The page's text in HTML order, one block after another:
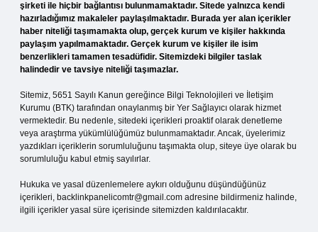
şirketi ile hiçbir bağlantısı bulunmamaktadır. Sitede yalnızca kendi
hazırladığımız makaleler paylaşılmaktadır. Burada yer alan içerikler
haber niteliği taşımamakta olup, gerçek kurum ve kişiler hakkında
paylaşım yapılmamaktadır. Gerçek kurum ve kişiler ile isim
benzerlikleri tamamen tesadüfidir. Sitemizdeki bilgiler taslak
halindedir ve tavsiye niteliği taşımazlar.
Sitemiz, 5651 Sayılı Kanun gereğince Bilgi Teknolojileri ve İletişim
Kurumu (BTK) tarafından onaylanmış bir Yer Sağlayıcı olarak hizmet
vermektedir. Bu nedenle, sitedeki içerikleri proaktif olarak denetleme
veya araştırma yükümlülüğümüz bulunmamaktadır. Ancak, üyelerimiz
yazdıkları içeriklerin sorumluluğunu taşımakta olup, siteye üye olarak bu
sorumluluğu kabul etmiş sayılırlar.
Hukuka ve yasal düzenlemelere aykırı olduğunu düşündüğünüz
içerikleri, backlinkpanelicomtr@gmail.com adresine bildirmeniz halinde,
ilgili içerikler yasal süre içerisinde sitemizden kaldırılacaktır.